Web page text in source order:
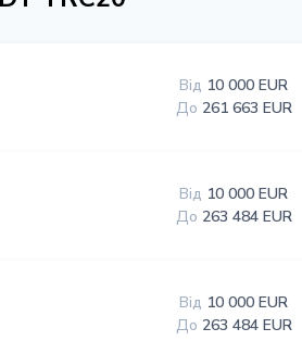
Від 10 000 EUR
До 261 663 EUR
Від 10 000 EUR
До 263 484 EUR
Від 10 000 EUR
До 263 484 EUR